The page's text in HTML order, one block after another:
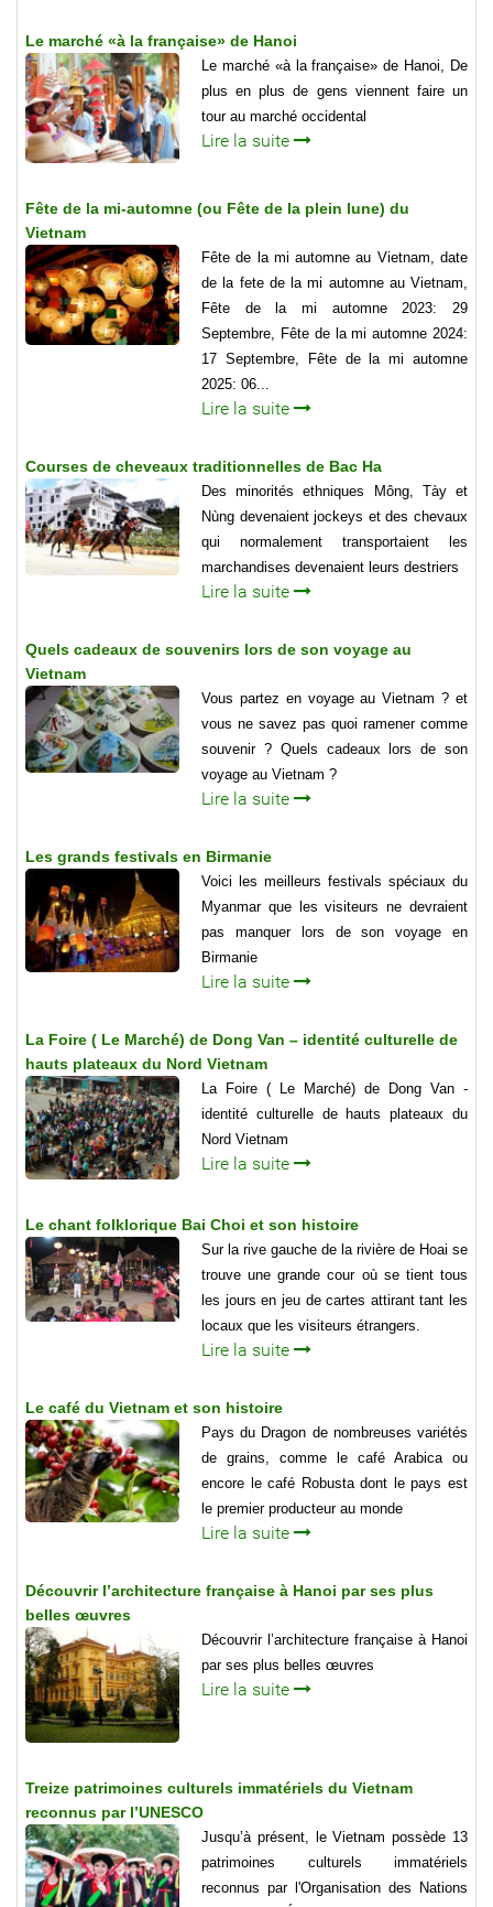
Le marché «à la française» de Hanoi
Le marché «à la française» de Hanoi, De
plus en plus de gens viennent faire un
tour au marché occidental
Lire la suite
Fête de la mi-automne (ou Fête de la plein lune) du
Vietnam
Fête de la mi automne au Vietnam, date
de la fete de la mi automne au Vietnam,
Fête de la mi automne 2023: 29
Septembre, Fête de la mi automne 2024:
17 Septembre, Fête de la mi automne
2025: 06...
Lire la suite
Courses de cheveaux traditionnelles de Bac Ha
Des minorités ethniques Mông, Tày et
Nùng devenaient jockeys et des chevaux
qui normalement transportaient les
marchandises devenaient leurs destriers
Lire la suite
Quels cadeaux de souvenirs lors de son voyage au
Vietnam
Vous partez en voyage au Vietnam ? et
vous ne savez pas quoi ramener comme
souvenir ? Quels cadeaux lors de son
voyage au Vietnam ?
Lire la suite
Les grands festivals en Birmanie
Voici les meilleurs festivals spéciaux du
Myanmar que les visiteurs ne devraient
pas manquer lors de son voyage en
Birmanie
Lire la suite
La Foire ( Le Marché) de Dong Van – identité culturelle de
hauts plateaux du Nord Vietnam
La Foire ( Le Marché) de Dong Van -
identité culturelle de hauts plateaux du
Nord Vietnam
Lire la suite
Le chant folklorique Bai Choi et son histoire
Sur la rive gauche de la rivière de Hoai se
trouve une grande cour où se tient tous
les jours en jeu de cartes attirant tant les
locaux que les visiteurs étrangers.
Lire la suite
Le café du Vietnam et son histoire
Pays du Dragon de nombreuses variétés
de grains, comme le café Arabica ou
encore le café Robusta dont le pays est
le premier producteur au monde
Lire la suite
Découvrir l’architecture française à Hanoi par ses plus
belles œuvres
Découvrir l’architecture française à Hanoi
par ses plus belles œuvres
Lire la suite
Treize patrimoines culturels immatériels du Vietnam
reconnus par l’UNESCO
Jusqu’à présent, le Vietnam possède 13
patrimoines culturels immatériels
reconnus par l'Organisation des Nations